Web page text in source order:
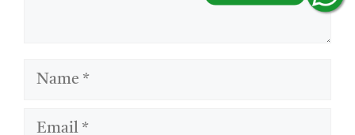
Name
Email